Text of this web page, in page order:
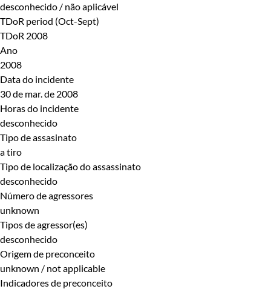
desconhecido / não aplicável
TDoR period (Oct-Sept)
TDoR 2008
Ano
2008
Data do incidente
30 de mar. de 2008
Horas do incidente
desconhecido
Tipo de assasinato
a tiro
Tipo de localização do assassinato
desconhecido
Número de agressores
unknown
Tipos de agressor(es)
desconhecido
Origem de preconceito
unknown / not applicable
Indicadores de preconceito